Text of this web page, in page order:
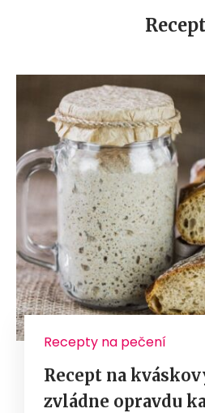
Recepty na pečení
Recept na
zvládne opravdu